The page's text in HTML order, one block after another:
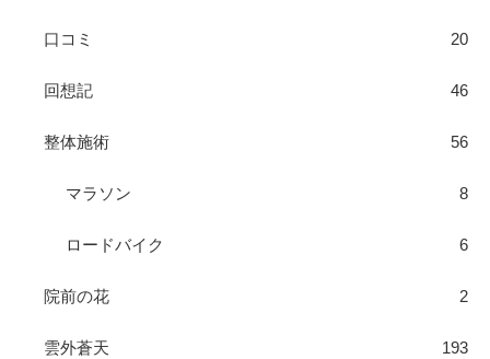
口コミ 20
回想記 46
整体施術 56
マラソン 8
ロードバイク 6
院前の花 2
雲外蒼天 193